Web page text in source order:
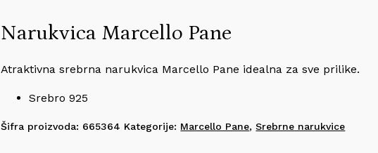
Narukvica Marcello Pane
Atraktivna srebrna narukvica Marcello Pane idealna za sve prilike.
Srebro 925
Šifra proizvoda: 665364 Kategorije: Marcello Pane,Srebrne narukvice